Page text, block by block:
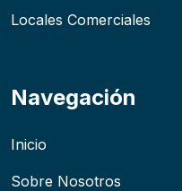
Locales Comerciales
Navegación
Inicio
Sobre Nosotros